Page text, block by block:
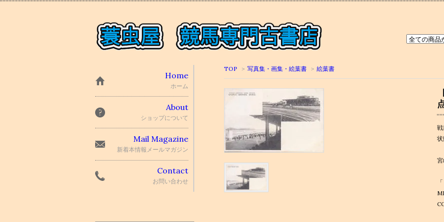
TOP > 写真集・画集・絵葉書 > 絵葉書
Home
ホーム
About
ショップについて
Mail Magazine
新着本情報メールマガジン
Contact
お問い合わせ